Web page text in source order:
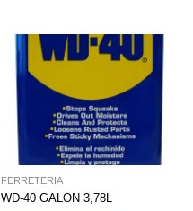
FERRETERIA
WD-40 GALON 3,78L